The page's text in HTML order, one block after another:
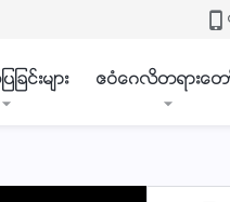
ျခင္းမ်ား ဧဝံေဂလိတရားေ